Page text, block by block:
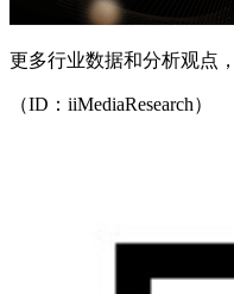
更多行业数据和分析观点
（ID：iiMediaResearch）